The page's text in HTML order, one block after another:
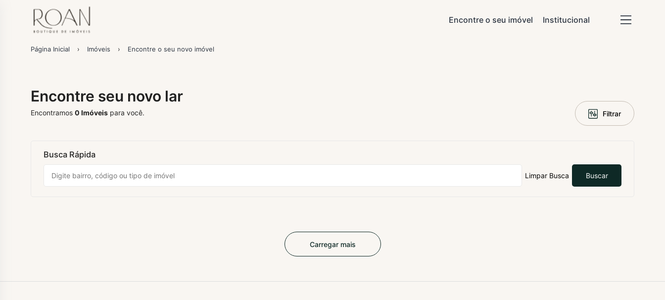
Encontre o seu imóvel Institucional
Página Inicial › Imóveis › Encontre o seu novo imóvel
Encontre seu novo lar
Encontramos 0 Imóveis para você. Filtrar
Busca Rápida
Limpar Busca Buscar
Carregar mais